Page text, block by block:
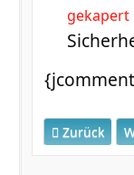
gekapert
Vorheriger
Zurück